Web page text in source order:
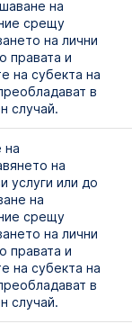
на
срещу
на лични
правата и
на субекта на
в
случай.
на
на
услуги или до
на
срещу
на лични
правата и
на субекта на
в
случай.